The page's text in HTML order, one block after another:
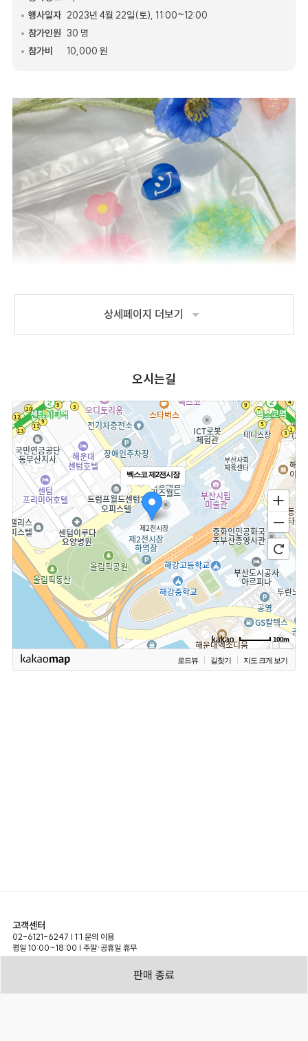
행사일자 2023년 4월 22일(토), 11:00~12:00
참가인원 30 명
참가비
10,000 원
상세페이지 더보기 arrow_drop_down
오시는길
벡스코 제2전시장
100m
로드뷰 길찾기 지도 크게 보기
판매 종료
고객센터
02-6121-6247 | 1:1 문의 이용
평일 10:00~18:00 | 주말·공휴일 휴무
expand_more